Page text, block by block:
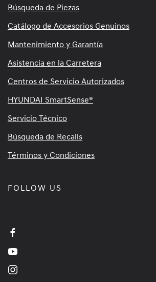
Búsqueda de Piezas
Catálogo de Accesorios Genuinos
Mantenimiento y Garantía
Asistencia en la Carretera
Centros de Servicio Autorizados
HYUNDAI SmartSense®
Servicio Técnico
Búsqueda de Recalls
Términos y Condiciones
FOLLOW US